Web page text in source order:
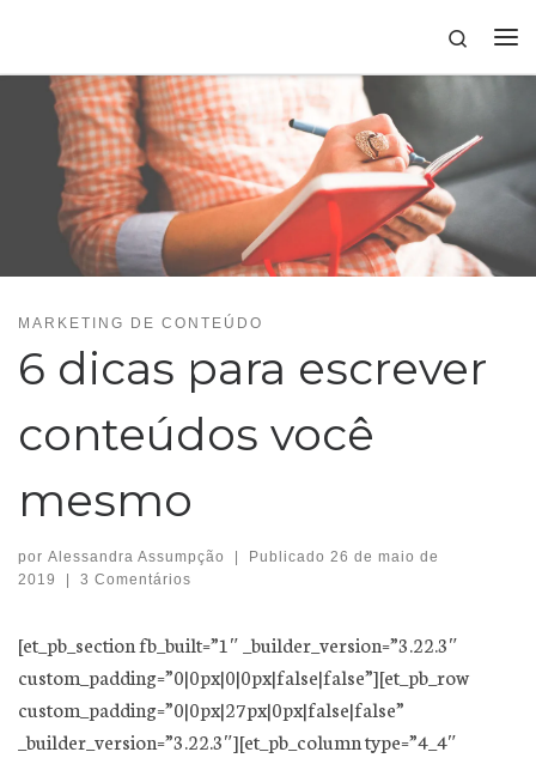
Search
MARKETING DE CONTEÚDO
6 dicas para escrever
conteúdos você
mesmo
por Alessandra Assumpção Publicado 26 de maio de
2019
3 Comentários
[et_pb_section fb_built=”1″ _builder_version=”3.22.3″
custom_padding=”0|0px|0|0px|false|false”][et_pb_row
custom_padding=”0|0px|27px|0px|false|false”
_builder_version=”3.22.3″][et_pb_column type=”4_4″